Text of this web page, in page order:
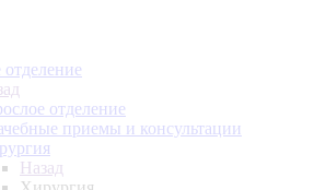
отделение
отделение
приемы и консультации
Назад